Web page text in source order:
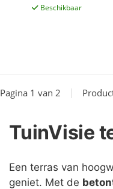
Beschikbaar
Pagina 1 van 2 |
TuinVisie
Een terras van
geniet. Met de